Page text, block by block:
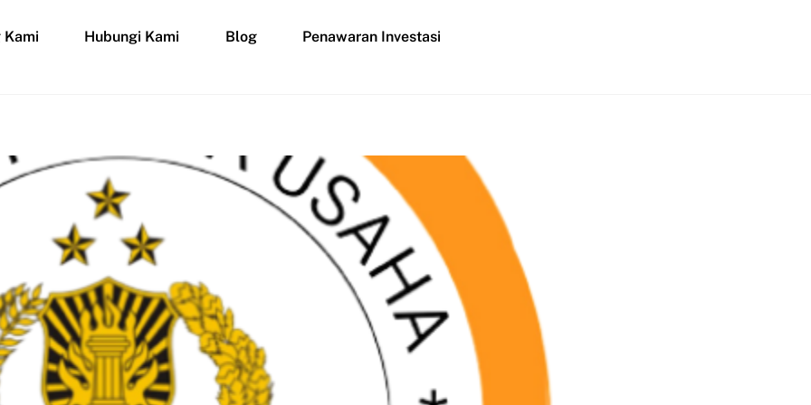
Kami Hubungi Kami Blog Penawaran Investasi